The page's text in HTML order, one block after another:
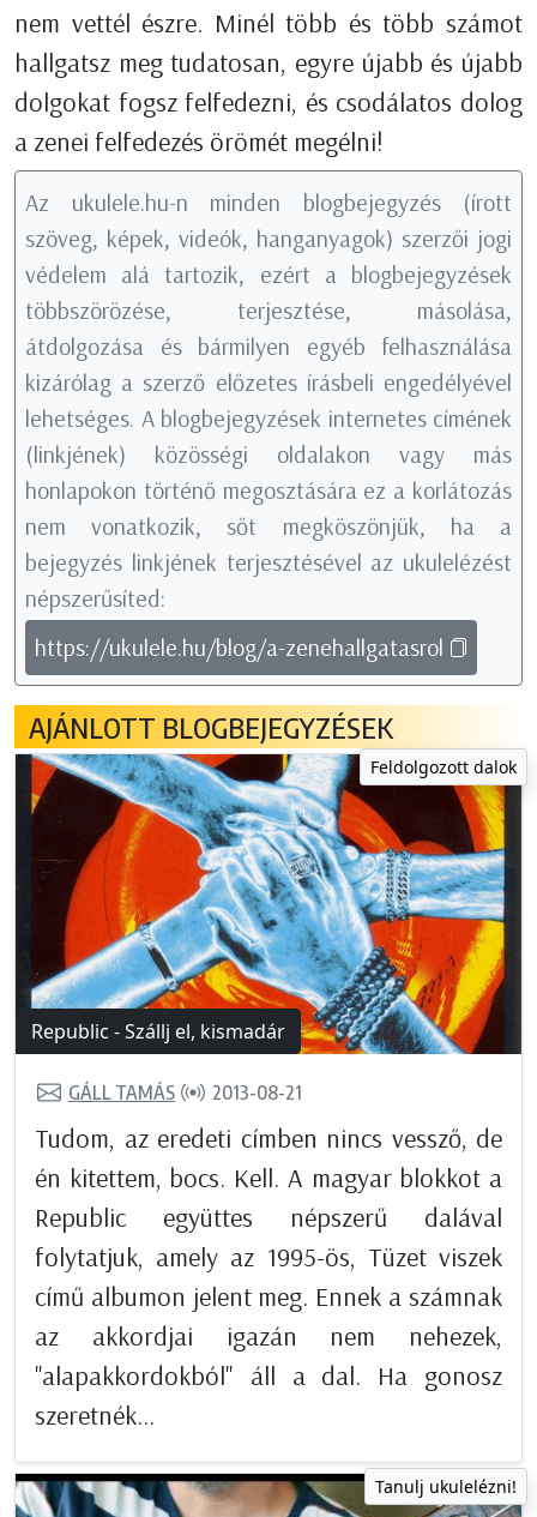
nem vettél észre. Minél több és több számot
hallgatsz meg tudatosan, egyre újabb és újabb
dolgokat fogsz felfedezni, és csodálatos dolog
a zenei felfedezés örömét megélni!
Az ukulele.hu-n minden blogbejegyzés (írott
szöveg, képek, videók, hanganyagok) szerzői jogi
védelem alá tartozik, ezért a blogbejegyzések
többszörözése, terjesztése, másolása,
átdolgozása és bármilyen egyéb felhasználása
kizárólag a szerző előzetes írásbeli engedélyével
lehetséges. A blogbejegyzések internetes címének
(linkjének) közösségi oldalakon vagy más
honlapokon történő megosztására ez a korlátozás
nem vonatkozik, sőt megköszönjük, ha a
bejegyzés linkjének terjesztésével az ukulelézést
népszerűsíted:
https://ukulele.hu/blog/a-zenehallgatasrol
AJÁNLOTT BLOGBEJEGYZÉSEK
Feldolgozott dalok
Republic - Szállj el, kismadár
GÁLL TAMÁS 2013-08-21
Tudom, az eredeti címben nincs vessző, de
én kitettem, bocs. Kell. A magyar blokkot a
Republic együttes népszerű dalával
folytatjuk, amely az 1995-ös, Tüzet viszek
című albumon jelent meg. Ennek a számnak
az akkordjai igazán nem nehezek,
"alapakkordokból" áll a dal. Ha gonosz
szeretnék...
Tanulj ukulelézni!